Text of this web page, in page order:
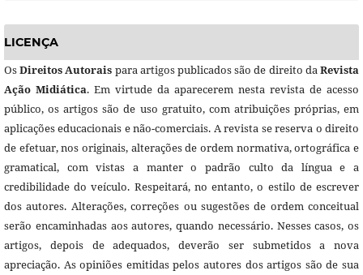
LICENÇA
OsDireitos Autorais para artigos publicados são de direito daRevista
Ação Midiática. Em virtude da aparecerem nesta revista de acesso
público, os artigos são de uso gratuito, com atribuições próprias, em
aplicações educacionais e não-comerciais. A revista se reserva o direito
de efetuar, nos originais, alterações de ordem normativa, ortográfica e
gramatical, com vistas a manter o padrão culto da língua e a
credibilidade do veículo. Respeitará, no entanto, o estilo de escrever
dos autores. Alterações, correções ou sugestões de ordem conceitual
serão encaminhadas aos autores, quando necessário. Nesses casos, os
artigos, depois de adequados, deverão ser submetidos a nova
apreciação. As opiniões emitidas pelos autores dos artigos são de sua